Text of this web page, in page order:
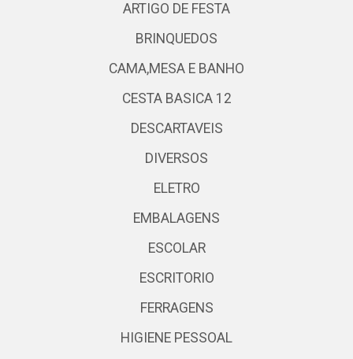
ARTIGO DE FESTA
BRINQUEDOS
CAMA,MESA E BANHO
CESTA BASICA 12
DESCARTAVEIS
DIVERSOS
ELETRO
EMBALAGENS
ESCOLAR
ESCRITORIO
FERRAGENS
HIGIENE PESSOAL